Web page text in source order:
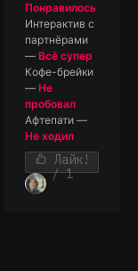
Понравилось
Интерактив с
партнёрами
—Всё супер
Кофе-брейки
—Не
пробовал
Афтепати —
Не ходил
Лайк!
/ 1